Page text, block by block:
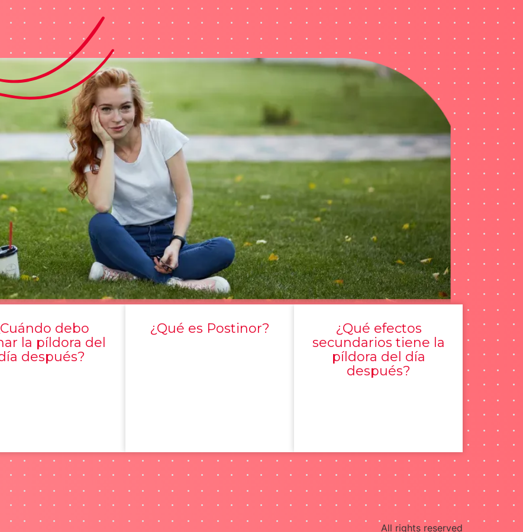
debo
la píldora del
después?
¿Qué es Postinor?
¿Qué efectos
secundarios tiene la
píldora del día
después?
All rights reserved